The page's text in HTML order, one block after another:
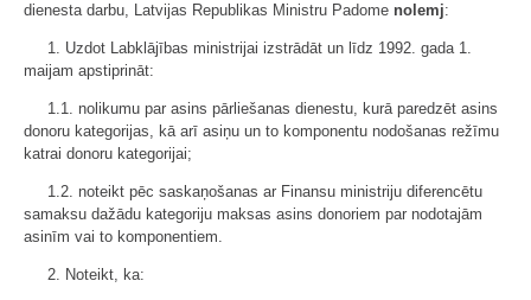
dienesta darbu, Latvijas Republikas Ministru Padome nolemj:
1. Uzdot Labklājības ministrijai izstrādāt un līdz 1992. gada 1.
maijam apstiprināt:
1.1. nolikumu par asins pārliešanas dienestu, kurā paredzēt asins
donoru kategorijas, kā arī asiņu un to komponentu nodošanas režīmu
katrai donoru kategorijai;
1.2. noteikt pēc saskaņošanas ar Finansu ministriju diferencētu
samaksu dažādu kategoriju maksas asins donoriem par nodotajām
asinīm vai to komponentiem.
2. Noteikt, ka: